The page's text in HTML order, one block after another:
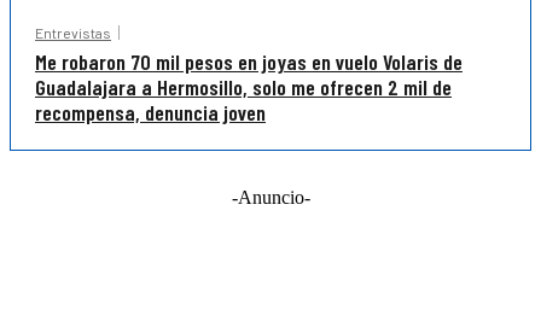
Entrevistas
Me robaron 70 mil pesos en joyas en vuelo Volaris de
Guadalajara a Hermosillo, solo me ofrecen 2 mil de
recompensa, denuncia joven
-Anuncio-